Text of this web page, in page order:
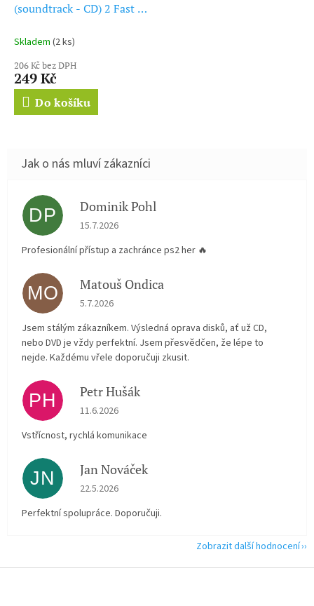
(soundtrack - CD) 2 Fast 2
Skladem (2 ks)
206 Kč bez DPH
249 Kč
Do košíku
DP Dominik Pohl
Hodnocení obchodu je 5 z 5 hvězdiček.
15.7.2026
Profesionální přístup a zachránce ps2 her 🔥
MO Matouš Ondica
Hodnocení obchodu je 5 z 5 hvězdiček.
5.7.2026
Jsem stálým zákazníkem. Výsledná oprava disků, ať už CD,
nebo DVD je vždy perfektní. Jsem přesvědčen, že lépe to
nejde. Každému vřele doporučuji zkusit.
PH Petr Hušák
Hodnocení obchodu je 5 z 5 hvězdiček.
11.6.2026
Vstřícnost, rychlá komunikace
JN Jan Nováček
Hodnocení obchodu je 5 z 5 hvězdiček.
22.5.2026
Perfektní spolupráce. Doporučuji.
Zobrazit další hodnocení
Z